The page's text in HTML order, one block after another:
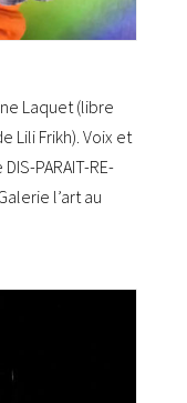
Laquet (libre
Lili Frikh). Voix et
PARAIT-RE-
l’art au